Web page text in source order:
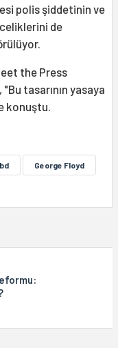
polis şiddetinin ve
de
the Press
tasarının yasaya
konuştu.
George Floyd